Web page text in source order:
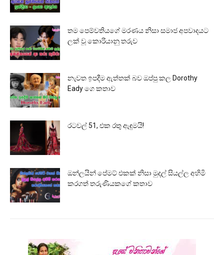
තම පෙම්වතියගේ මරණය නිසා සමාජ අපවාදයට
ලක් වූ කොරියානු තරුව
නැවත ඉපදීම ඇත්තක් බව ඔප්පු කල Dorothy
Eady ගෙ කතාව
රටවල් 51, එක රතු ඇඳුමයි!
ඔන්ලයින් පේමට් එකක් නිසා මුදල් සියල්ල අහිමි
කරගත් තරුණියකගේ කතාව